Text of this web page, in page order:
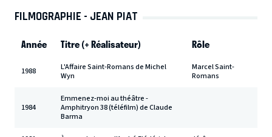
FILMOGRAPHIE - JEAN PIAT
Année Titre (+ Réalisateur) Rôle
1988
L'Affaire Saint-Romans de Michel
Wyn
Marcel Saint-
Romans
1984
Emmenez-moi au théâtre -
Amphitryon 38 (téléfilm) de Claude
Barma